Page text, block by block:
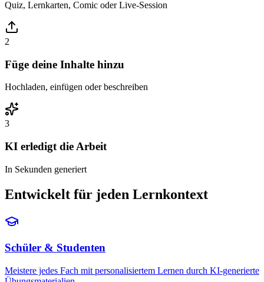
Quiz, Lernkarten, Comic oder Live-Session
2
Füge deine Inhalte hinzu
Hochladen, einfügen oder beschreiben
3
KI erledigt die Arbeit
In Sekunden generiert
Entwickelt für jeden Lernkontext
Schüler & Studenten
Meistere jedes Fach mit personalisiertem Lernen durch KI-generierte